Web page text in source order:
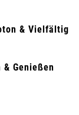
& Vielfältig
Genießen